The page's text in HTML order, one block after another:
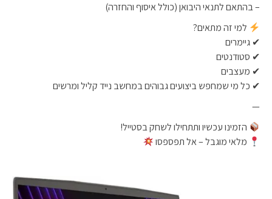
– בהתאם לתנאי היבואן (כולל איסוף והחזרה)
למי זה מתאים?
✔ גיימרים
✔ סטודנטים
✔ מעצבים
✔ כל מי שמחפש ביצועים גבוהים במחשב נייד קליל ומרשים
—
הזמינו עכשיו ותתחילו לשחק בסטייל!
מלאי מוגבל – אל תפספסו